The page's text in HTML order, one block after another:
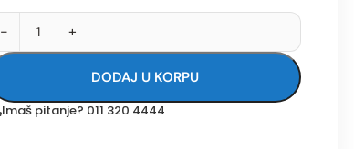
- +
DODAJ U KORPU
Imaš pitanje? 011 320 4444